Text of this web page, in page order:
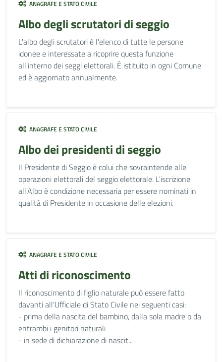
ANAGRAFE E STATO CIVILE
Albo degli scrutatori di seggio
L'albo degli scrutatori è l'elenco di tutte le persone
idonee e interessate a ricoprire questa funzione
all'interno dei seggi elettorali. È istituito in ogni Comune
ed è aggiornato annualmente.
ANAGRAFE E STATO CIVILE
Albo dei presidenti di seggio
Il Presidente di Seggio è colui che sovraintende alle
operazioni elettorali del seggio elettorale. L'iscrizione
all'Albo è condizione necessaria per essere nominati in
qualità di Presidente in occasione delle elezioni.
ANAGRAFE E STATO CIVILE
Atti di riconoscimento
Il riconoscimento di figlio naturale può essere fatto
davanti all'Ufficiale di Stato Civile nei seguenti casi:
- prima della nascita del bambino, dalla sola madre o da
entrambi i genitori naturali
- in sede di dichiarazione di nascit...